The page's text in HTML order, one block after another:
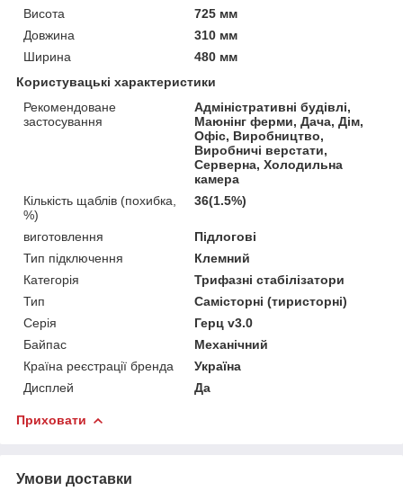
Висота
725 мм
Довжина
310 мм
Ширина
480 мм
Користувацькі характеристики
Рекомендоване
застосування
Адміністративні будівлі,
Маюнінг ферми, Дача, Дім,
Офіс, Виробництво,
Виробничі верстати,
Серверна, Холодильна
камера
Кількість щаблів (похибка,
%)
36(1.5%)
виготовлення
Підлогові
Тип підключення
Клемний
Категорія
Трифазні стабілізатори
Тип
Самісторні (тиристорні)
Серія
Герц v3.0
Байпас
Механічний
Країна реєстрації бренда
Україна
Дисплей
Да
Приховати
Умови доставки